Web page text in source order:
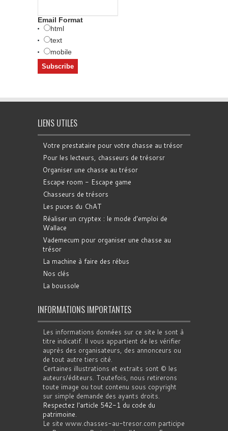
Email Format
html
text
mobile
LIENS UTILES
Votre prestataire pour votre chasse au trésor
Pour les lecteurs, chasseurs de trésorsr
Organiser une chasse au trésor
Escape room - Escape game
Chasseurs de trésors
Les puces du ChAT
Réaliser un cryptex : le mode d'emploi de
Wallace
Vademecum pour organiser une chasse au
trésor
La machine à faire des rébus
Nos clés
La boussole
INFORMATIONS IMPORTANTES
Les informations données sur ce site le sont à
titre indicatif. Il vous appartient de les vérifier
auprès des organisateurs, des annonceurs ou
de tout autre tiers cité.
Certaines illustrations et extraits sont © les
auteurs/éditeurs. Toutefois, nous retirerons
toute image ou tout contenu sous copyright
sur simple demande des ayants droits.
Respectez l'article 542-1 du code du
patrimoine.
Le site www.chasses-au-tresor.com participe